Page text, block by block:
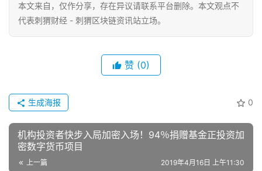
本文来自 ，仅作分享，存在异议请联系平台删除。本文观点不
代表刺猬财经 - 刺猬区块链资讯站立场。
赞 (0)
0
生成海报
机构投资者快步入局加密入场！94％捐赠基金正投资加
密数字货币项目
上一篇 2019年4月16日 上午11:30